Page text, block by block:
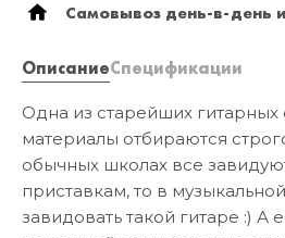
Самовывоз день-в-день
ОписаниеСпецификации
Одна из старейших
материалы отбираются
обычных школах все
приставкам, то в
завидовать такой гитаре :) А